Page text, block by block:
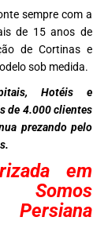
sempre com a
de 15 anos de
de Cortinas e
sob medida.
Hotéis e
de 4.000 clientes
prezando pelo
em
Somos